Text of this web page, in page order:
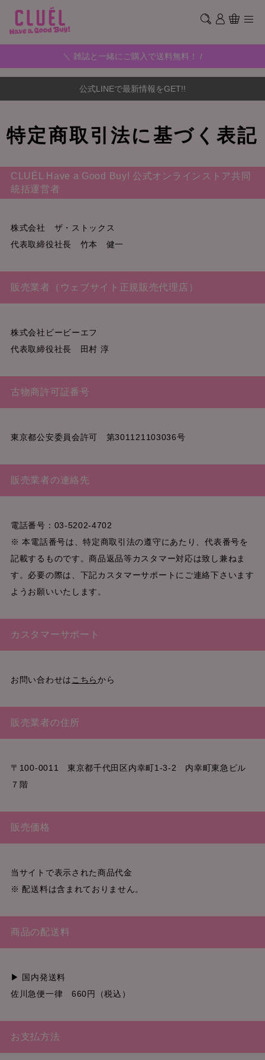
＼ 雑誌と一緒にご購入で送料無料！ /
公式LINEで最新情報をGET!!
特定商取引法に基づく表記
CLUÉL Have a Good Buy! 公式オンラインストア共同
統括運営者
株式会社 ザ・ストックス
代表取締役社長 竹本 健一
販売業者（ウェブサイト正規販売代理店）
株式会社ビービーエフ
代表取締役社長 田村 淳
古物商許可証番号
東京都公安委員会許可 第301121103036号
販売業者の連絡先
電話番号：03-5202-4702
※ 本電話番号は、特定商取引法の遵守にあたり、代表番号を
記載するものです。商品返品等カスタマー対応は致し兼ねま
す。必要の際は、下記カスタマーサポートにご連絡下さいます
ようお願いいたします。
カスタマーサポート
お問い合わせは こちらから
販売業者の住所
〒100-0011 東京都千代田区内幸町1-3-2 内幸町東急ビル
７階
販売価格
当サイトで表示された商品代金
※ 配送料は含まれておりません。
商品の配送料
▶ 国内発送料
佐川急便一律 660円（税込）
お支払方法